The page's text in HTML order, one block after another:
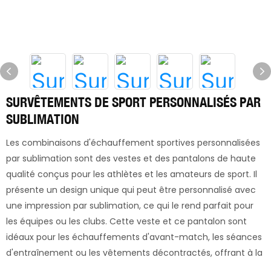
SURVÊTEMENTS DE SPORT PERSONNALISÉS PAR
SUBLIMATION
Les combinaisons d'échauffement sportives personnalisées
par sublimation sont des vestes et des pantalons de haute
qualité conçus pour les athlètes et les amateurs de sport. Il
présente un design unique qui peut être personnalisé avec
une impression par sublimation, ce qui le rend parfait pour
les équipes ou les clubs. Cette veste et ce pantalon sont
idéaux pour les échauffements d'avant-match, les séances
d'entraînement ou les vêtements décontractés, offrant à la